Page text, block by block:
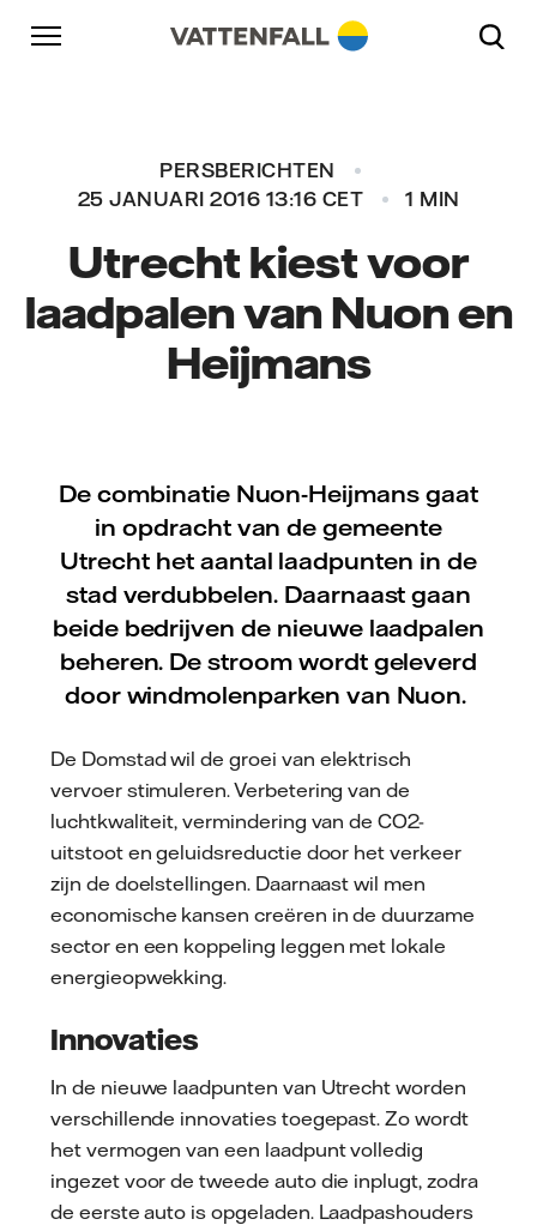
Naar content
Naar hoofdnavigatie
Ga naar footer
PERSBERICHTEN
25 JANUARI 2016 13:16 CET
1 MIN
Utrecht kiest voor
laadpalen van Nuon en
Heijmans
De combinatie Nuon-Heijmans gaat
in opdracht van de gemeente
Utrecht het aantal laadpunten in de
stad verdubbelen. Daarnaast gaan
beide bedrijven de nieuwe laadpalen
beheren. De stroom wordt geleverd
door windmolenparken van Nuon.
De Domstad wil de groei van elektrisch
vervoer stimuleren. Verbetering van de
luchtkwaliteit, vermindering van de CO2-
uitstoot en geluidsreductie door het verkeer
zijn de doelstellingen. Daarnaast wil men
economische kansen creëren in de duurzame
sector en een koppeling leggen met lokale
energieopwekking.
Innovaties
In de nieuwe laadpunten van Utrecht worden
verschillende innovaties toegepast. Zo wordt
het vermogen van een laadpunt volledig
ingezet voor de tweede auto die inplugt, zodra
de eerste auto is opgeladen. Laadpashouders
Naar hoofdnavigatie